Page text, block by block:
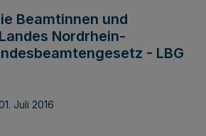
Beamtinnen und
Nordrhein-
- LBG
Juli 2016